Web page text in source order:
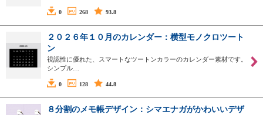
0 268 93.8
２０２６年１０月のカレンダー：横型モノクロツート
ン
視認性に優れた、スマートなツートンカラーのカレンダー素材です。
シンプル…
0 128 44.8
８分割のメモ帳デザイン：シマエナガがかわいいデザ